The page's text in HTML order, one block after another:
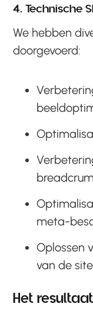
4. Technische
We hebben
doorgevoerd:
meta-
Oplossen
van de
Het